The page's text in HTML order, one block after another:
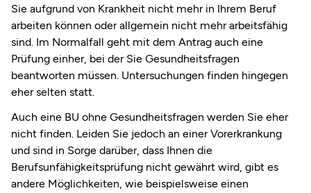
Sie aufgrund von Krankheit nicht mehr in Ihrem Beruf
arbeiten können oder allgemein nicht mehr arbeitsfähig
sind. Im Normalfall geht mit dem Antrag auch eine
Prüfung einher, bei der Sie Gesundheitsfragen
beantworten müssen. Untersuchungen finden hingegen
eher selten statt.
Auch eine BU ohne Gesundheitsfragen werden Sie eher
nicht finden. Leiden Sie jedoch an einer Vorerkrankung
und sind in Sorge darüber, dass Ihnen die
Berufsunfähigkeitsprüfung nicht gewährt wird, gibt es
andere Möglichkeiten, wie beispielsweise einen